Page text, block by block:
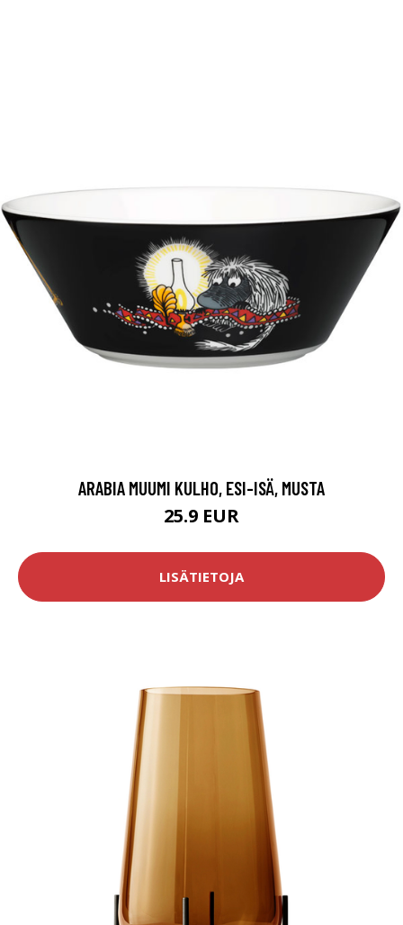
ARABIA MUUMI KULHO, ESI-ISÄ, MUSTA
25.9 EUR
LISÄTIETOJA